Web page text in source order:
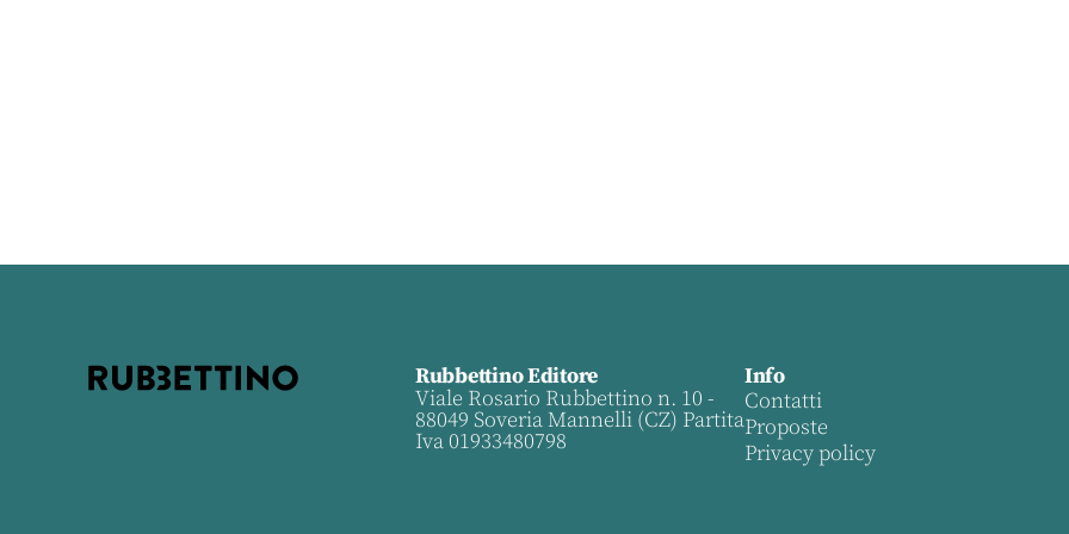
Rubbettino Editore
Viale Rosario Rubbettino n. 10 -
88049 Soveria Mannelli (CZ) Partita
Iva 01933480798
Info
Contatti
Proposte
Privacy policy